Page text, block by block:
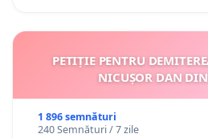
PETIȚIE PENTRU
NICUȘOR DAN
1 896 semnături
240 Semnături / 7 zile